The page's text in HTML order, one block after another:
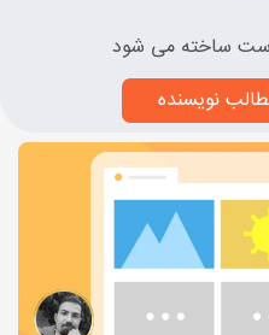
ساخته می شود
نویسنده